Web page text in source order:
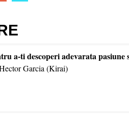
a-ti descoperi adevarata
Garcia (Kirai)